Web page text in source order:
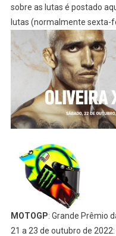
sobre as lutas é postado
lutas (normalmente sexta-
MOTOGP: Grande Prêmio
21 a 23 de outubro de